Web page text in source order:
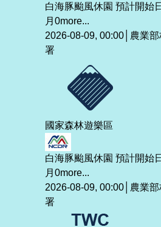
白海豚颱風休園 預計開始
月0more...
2026-08-09, 00:00│農業
署
國家森林遊樂區
白海豚颱風休園 預計開始
月0more...
2026-08-09, 00:00│農業
署